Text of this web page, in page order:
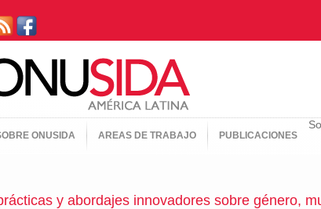
ONUSIDA AREAS DE TRABAJO PUBLICACIONES
y abordajes innovadores sobre género,